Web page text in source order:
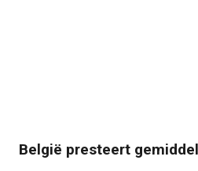
België presteert